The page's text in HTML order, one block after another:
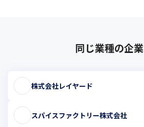
同じ業種の企業
株式会社レイヤード
スパイスファクトリー株式会社